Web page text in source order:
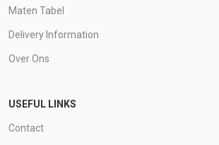
Maten Tabel
Delivery Information
Over Ons
USEFUL LINKS
Contact